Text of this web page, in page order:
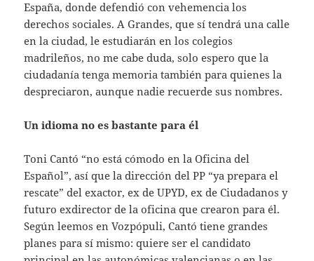
España, donde defendió con vehemencia los
derechos sociales. A Grandes, que sí tendrá una calle
en la ciudad, le estudiarán en los colegios
madrileños, no me cabe duda, solo espero que la
ciudadanía tenga memoria también para quienes la
despreciaron, aunque nadie recuerde sus nombres.
Un idioma no es bastante para él
Toni Cantó “no está cómodo en la Oficina del
Español”, así que la dirección del PP “ya prepara el
rescate” del exactor, ex de UPYD, ex de Ciudadanos y
futuro exdirector de la oficina que crearon para él.
Según leemos en Vozpópuli, Cantó tiene grandes
planes para sí mismo: quiere ser el candidato